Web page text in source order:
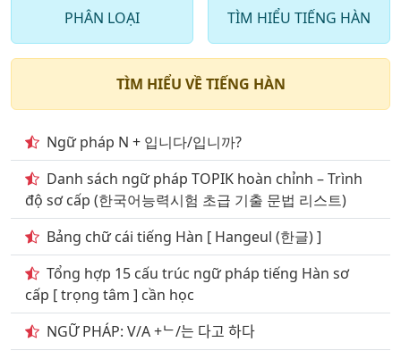
. Chủ đề động từ thường dùng phần 6
22. Chủ đề động từ thường dùng phần 7
24 . Chủ đề động từ thường dùng phần 9
25 . Giao thông vận tải đường bộ
26. Giao thông vận tải đường hàng không
27. Giao thông vận tải đường sắt
28. Giao thông vận tải đường thủy phần 1
29. Giao thông vận tải đường thủy phần 2
30. Chủ đề khách sạn nhà nghỉ
PHÂN LOẠI TÌM HIỂU TIẾNG HÀN
TÌM HIỂU VỀ TIẾNG HÀN
Ngữ pháp N + 입니다/입니까?
Danh sách ngữ pháp TOPIK hoàn chỉnh – Trình
độ sơ cấp (한국어능력시험 초급 기출 문법 리스트)
Bảng chữ cái tiếng Hàn [ Hangeul (한글) ]
Tổng hợp 15 cấu trúc ngữ pháp tiếng Hàn sơ
cấp [ trọng tâm ] cần học
NGỮ PHÁP: V/A +ᄂ/는 다고 하다